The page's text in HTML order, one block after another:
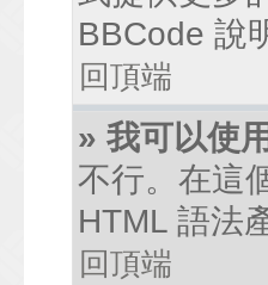
BBCode 說
回頂端
» 我可以使
不行。在這
HTML 語法
回頂端